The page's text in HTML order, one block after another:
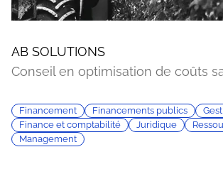
AB SOLUTIONS
Conseil en optimisation de coûts
Financement Financements publics
Finance et comptabilité
Juridique
Management